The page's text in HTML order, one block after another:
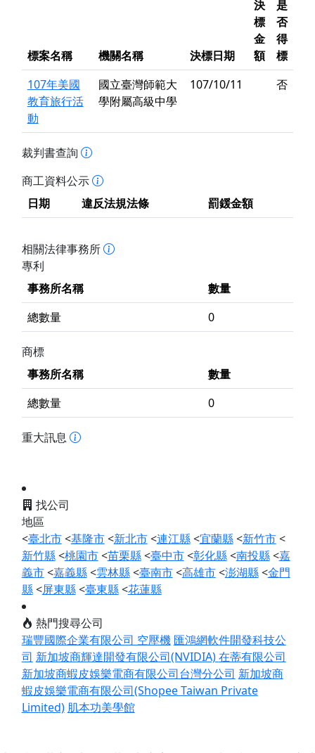
標案名稱 機關名稱 決標日期
決
標
金
額
是
否
得
標
107年美國
教育旅行活
動
國立臺灣師範大
學附屬高級中學
107/10/11 否
裁判書查詢
商工資料公示
日期
違反法規法條 罰鍰金額
相關法律事務所
專利
事務所名稱
數量
總數量
0
商標
事務所名稱
數量
總數量
0
重大訊息
找公司
地區
<臺北市<基隆市<新北市<連江縣<宜蘭縣<新竹市<
新竹縣<桃園市<苗栗縣<臺中市<彰化縣<南投縣<嘉
義市<嘉義縣<雲林縣<臺南市<高雄市<澎湖縣<金門
縣<屏東縣<臺東縣<花蓮縣
熱門搜尋公司
瑞豐國際企業有限公司 空壓機 匯鴻網軟件開發科技公
司 新加坡商輝達開發有限公司(NVIDIA)在蒂有限公司
新加坡商蝦皮娛樂電商有限公司台灣分公司 新加坡商
蝦皮娛樂電商有限公司(Shopee Taiwan Private
Limited) 肌本功美學館